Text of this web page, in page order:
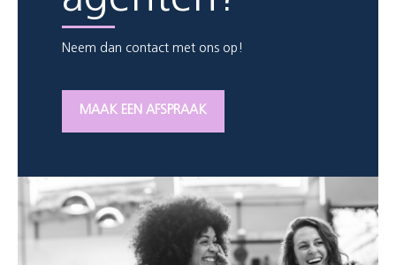
Neem dan contact met ons op!
MAAK EEN AFSPRAAK